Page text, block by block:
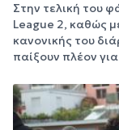
Στην τελική του
League 2, καθώς
κανονικής του
παίξουν πλέον